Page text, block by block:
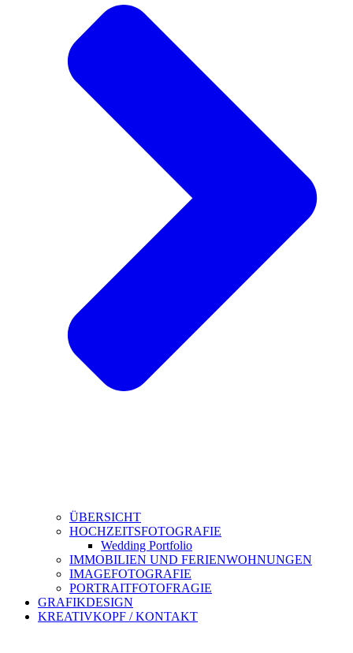
ÜBERSICHT
HOCHZEITSFOTOGRAFIE
Wedding Portfolio
IMMOBILIEN UND FERIENWOHNUNGEN
IMAGEFOTOGRAFIE
PORTRAITFOTOFRAGIE
GRAFIKDESIGN
KREATIVKOPF / KONTAKT